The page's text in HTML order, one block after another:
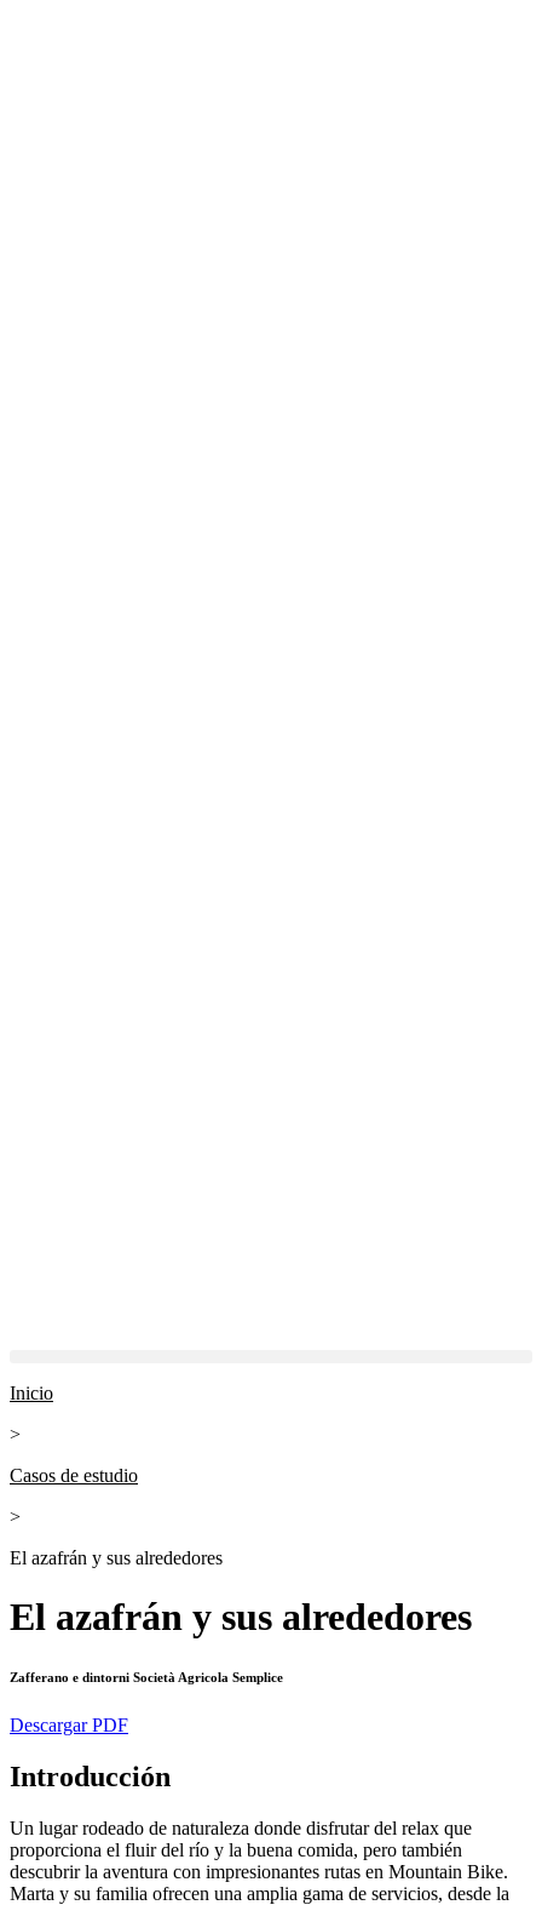
Inicio
>
Casos de estudio
>
El azafrán y sus alrededores
El azafrán y sus alrededores
Zafferano e dintorni Società Agricola Semplice
Descargar PDF
Introducción
Un lugar rodeado de naturaleza donde disfrutar del relax que
proporciona el fluir del río y la buena comida, pero también
descubrir la aventura con impresionantes rutas en Mountain Bike.
Marta y su familia ofrecen una amplia gama de servicios, desde la